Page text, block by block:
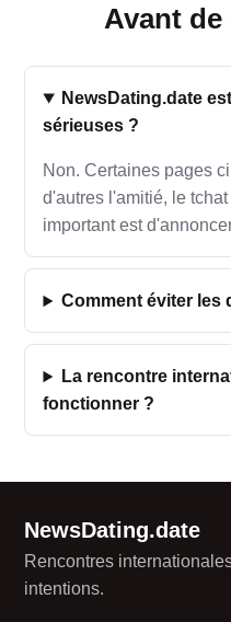
Avant de
NewsDating.date
sérieuses ?
Non. Certaines pages
d'autres l'amitié, le
important est
Comment éviter les
La rencontre
fonctionner ?
NewsDating.date
Rencontres
intentions.